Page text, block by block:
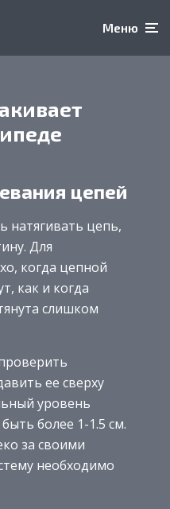
Меню
цепей
натягивать цепь,
Для
когда цепной
как и когда
слишком
ее сверху
уровень
более 1-1.5 см.
за своими
необходимо